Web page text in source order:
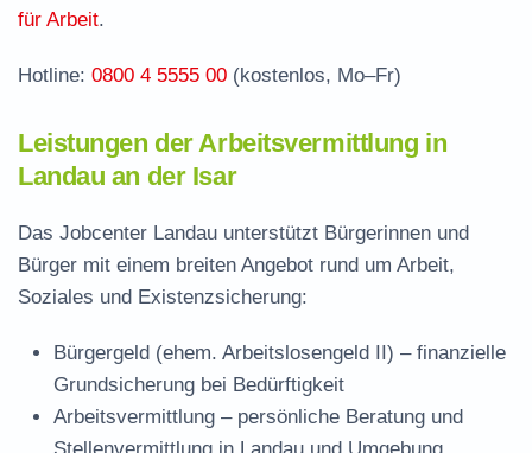
für Arbeit.
Hotline: 0800 4 5555 00 (kostenlos, Mo–Fr)
Leistungen der Arbeitsvermittlung in
Landau an der Isar
Das Jobcenter Landau unterstützt Bürgerinnen und
Bürger mit einem breiten Angebot rund um Arbeit,
Soziales und Existenzsicherung:
Bürgergeld (ehem. Arbeitslosengeld II) – finanzielle
Grundsicherung bei Bedürftigkeit
Arbeitsvermittlung – persönliche Beratung und